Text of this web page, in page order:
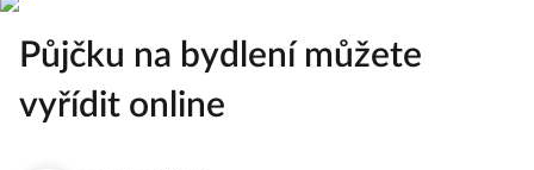
Půjčku na bydlení můžete
vyřídit online